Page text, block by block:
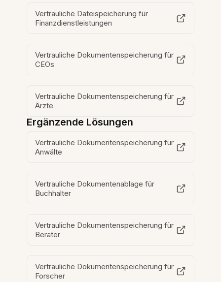
Vertrauliche Dateispeicherung für
Finanzdienstleistungen
Vertrauliche Dokumentenspeicherung für
CEOs
Vertrauliche Dokumentenspeicherung für
Ärzte
Ergänzende Lösungen
Vertrauliche Dokumentenspeicherung für
Anwälte
Vertrauliche Dokumentenablage für
Buchhalter
Vertrauliche Dokumentenspeicherung für
Berater
Vertrauliche Dokumentenspeicherung für
Forscher